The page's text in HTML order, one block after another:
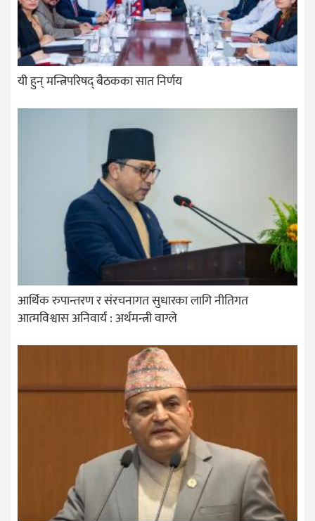
यी हुन् मन्त्रिपरिषद् बैठकका सात निर्णय
आर्थिक रुपान्तरण र संरचनागत सुधारका लागि नीतिगत
आत्मविश्वास अनिवार्य : अर्थमन्त्री वाग्ले